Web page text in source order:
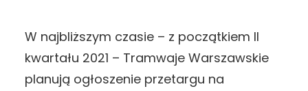
W najbliższym czasie – z początkiem II
kwartału 2021 – Tramwaje Warszawskie
planują ogłoszenie przetargu na